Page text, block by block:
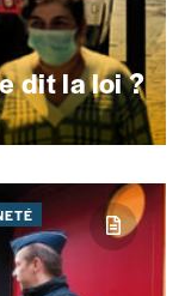
dit la loi ?